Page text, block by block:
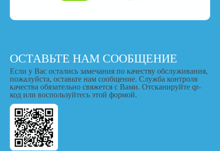
ОСТАВЬТЕ НАМ СООБЩЕНИЕ
Если у Вас остались замечания по качеству обслуживания,
пожалуйста, оставьте нам сообщение. Служба контроля
качества обязательно свяжется с Вами. Отсканируйте qr-
код или воспользуйтесь этой формой.